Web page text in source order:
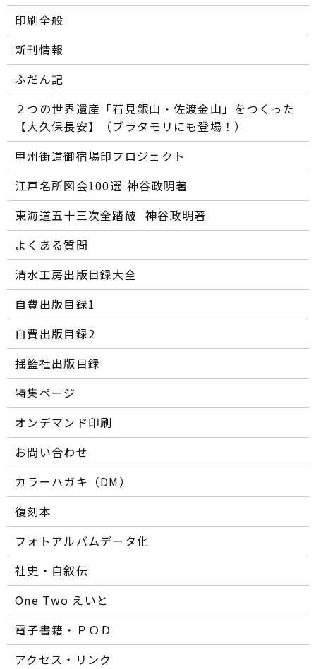
印刷全般
新刊情報
ふだん記
２つの世界遺産「石見銀山・佐渡金山」をつくった
【大久保長安】（ブラタモリにも登場！）
甲州街道御宿場印プロジェクト
江戸名所図会100選―― 神谷政明著
東海道五十三次全踏破 ―― 神谷政明著
よくある質問
清水工房出版目録大全
自費出版目録1
自費出版目録2
揺籃社出版目録
特集ページ
オンデマンド印刷
お問い合わせ
カラーハガキ（DM）
復刻本
フォトアルバムデータ化
社史・自叙伝
One Two えいと
電子書籍・ＰＯＤ
アクセス・リンク